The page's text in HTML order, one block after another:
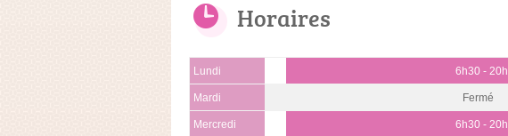
Horaires
Lundi 6h30 - 20h
Mardi Fermé
Mercredi 6h30 - 20h